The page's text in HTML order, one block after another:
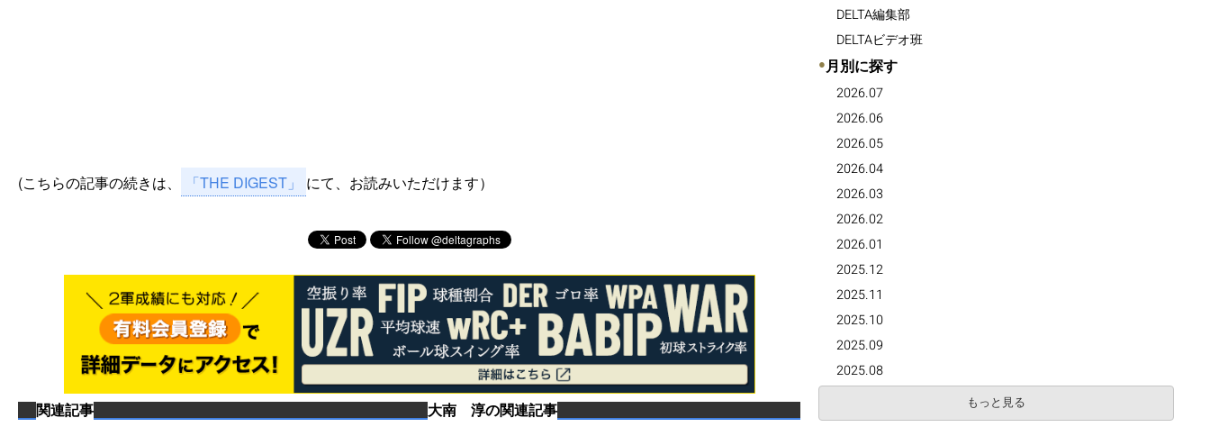
(こちらの記事の続きは、 「THE DIGEST」 にて、お読みいただけます）
関連記事
大南 淳の関連記事
DELTA編集部
DELTAビデオ班
●月別に探す
2026.07
2026.06
2026.05
2026.04
2026.03
2026.02
2026.01
2025.12
2025.11
2025.10
2025.09
2025.08
もっと見る